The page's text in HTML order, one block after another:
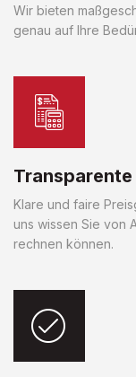
Wir bieten
genau auf Ihre
Transparente
Klare und faire
uns wissen Sie von
rechnen können.